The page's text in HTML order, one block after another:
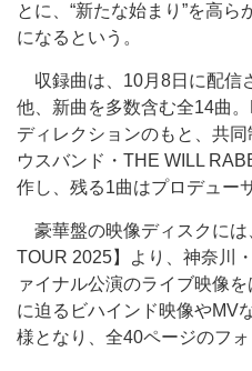
とに、“新たな始まり”を高
になるという。
収録曲は、10月8日に配信
他、新曲を多数含む全14曲
ディレクションのもと、共
ウスバンド・THE WILL
作し、残る1曲はプロデュー
豪華盤の映像ディスクには
TOUR 2025】より、神奈川
ァイナル公演のライブ映像
に迫るビハインド映像やMV
様となり、全40ページのフォ